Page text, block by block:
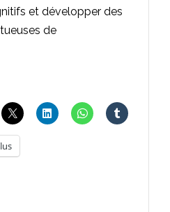
et développer des
de